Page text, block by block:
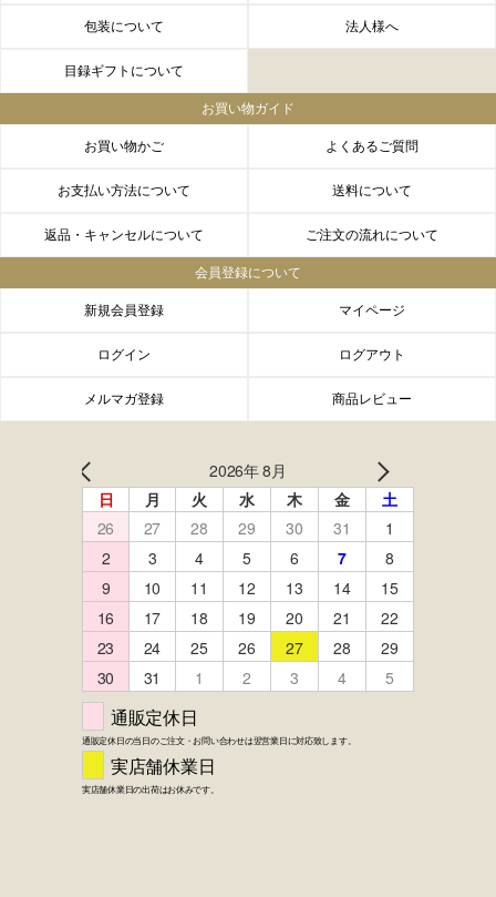
包装について 法人様へ
目録ギフトについて
お買い物ガイド
お買い物かご よくあるご質問
お支払い方法について 送料について
返品・キャンセルについて ご注文の流れについて
会員登録について
新規会員登録 マイページ
ログイン ログアウト
メルマガ登録 商品レビュー